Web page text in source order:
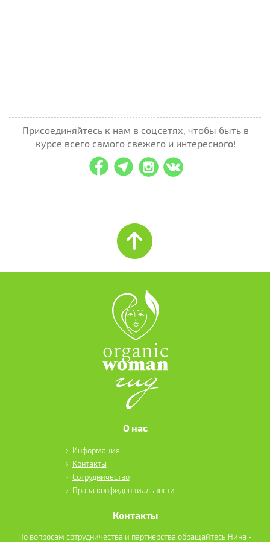
Присоединяйтесь к нам в соцсетях, чтобы быть в
курсе всего самого свежего и интересного!
О нас
Информация
Контакты
Сотрудничество
Права конфиденциальности
Контакты
По вопросам сотрудничества и партнерства обращайтесь Нина -